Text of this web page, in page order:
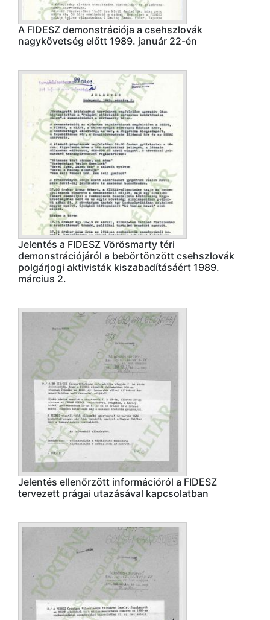
A FIDESZ demonstrációja a csehszlovák
nagykövetség előtt 1989. január 22-én
Jelentés a FIDESZ Vörösmarty téri
demonstrációjáról a bebörtönzött csehszlovák
polgárjogi aktivisták kiszabadításáért 1989.
március 2.
Jelentés ellenőrzött információról a FIDESZ
tervezett prágai utazásával kapcsolatban